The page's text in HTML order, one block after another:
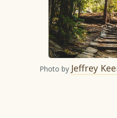
Photo by Jeffrey